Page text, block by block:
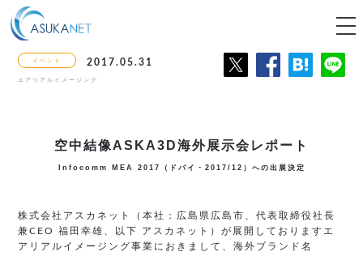
イベント 2017.05.31
エアリアルイメージング
空中結像ASKA3D海外展示会レポート
Infocomm MEA 2017（ドバイ・2017/12）への出展決定
株式会社アスカネット（本社：広島県広島市、代表取締役社長
兼CEO 福田幸雄、以下 アスカネット）が展開しておりますエ
アリアルイメージング事業におきまして、海外ブランド名